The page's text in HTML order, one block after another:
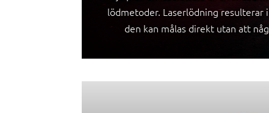
lödmetoder. Laserlödning resulterar
den kan målas direkt utan att